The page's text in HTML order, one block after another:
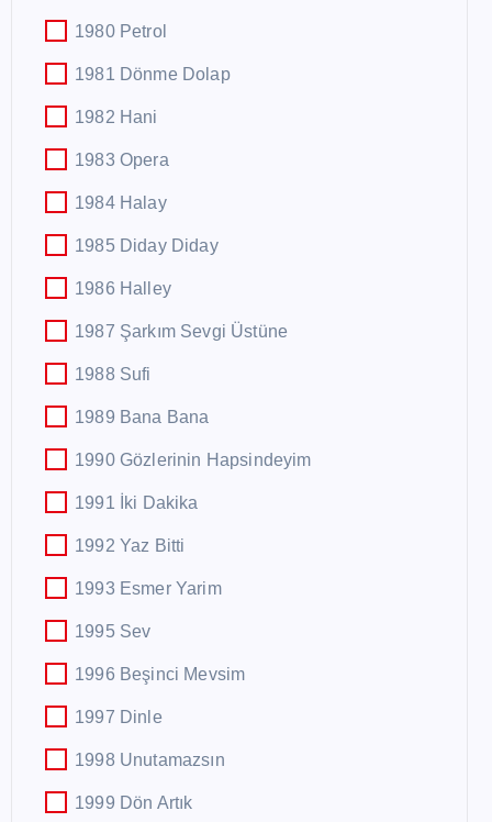
1980 Petrol
1981 Dönme Dolap
1982 Hani
1983 Opera
1984 Halay
1985 Diday Diday
1986 Halley
1987 Şarkım Sevgi Üstüne
1988 Sufi
1989 Bana Bana
1990 Gözlerinin Hapsindeyim
1991 İki Dakika
1992 Yaz Bitti
1993 Esmer Yarim
1995 Sev
1996 Beşinci Mevsim
1997 Dinle
1998 Unutamazsın
1999 Dön Artık